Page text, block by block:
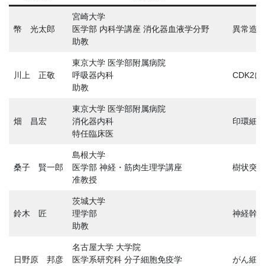
幣 光太郎
宮崎大学
医学部 内科学講座 消化器血液学分野
助教
異常造
川上 正敬
東京大学 医学部附属病院
呼吸器内科
助教
CDK2に
畑 昌宏
東京大学 医学部附属病院
消化器内科
特任臨床医
印環細
桑子 賢一郎
島根大学
医学部 神経・筋肉生理学講座
准教授
樹状突
鈴木 匠
茨城大学
理学部
助教
神経幹
日野原 邦彦
名古屋大学 大学院
医学系研究科 分子細胞免疫学
がん細